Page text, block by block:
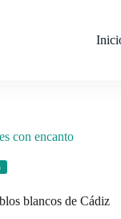
con encanto
blancos de Cádiz